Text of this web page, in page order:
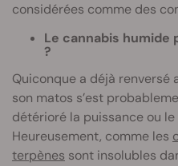
considérées comme des
Le cannabis
?
Quiconque a déjà renversé
son matos s’est
détérioré la puissance ou
Heureusement, comme les
terpènes sont insolubles